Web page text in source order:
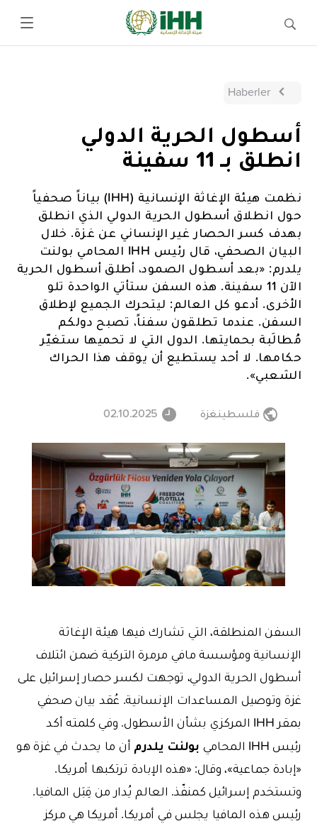
Haberler
أسطول الحرية الدولي
انطلق بـ 11 سفينة
نظمت هيئة الإغاثة الإنسانية (IHH) بياناً صحفياً
حول انطلاق أسطول الحرية الدولي الذي انطلق
بهدف كسر الحصار غير الإنساني عن غزة. خلال
البيان الصحفي، قال رئيس IHH المحامي بولنت
يلدرم: «بعد أسطول الصمود، أطلق أسطول الحرية
الآن 11 سفينة. هذه السفن ستأتي الواحدة تلو
الأخرى. أدعو كل العالم: ليتحرك الجميع لإطلاق
السفن. عندما تطلقون سفناً، تصبح دولكم
مُطالَبة بحمايتها. الدول التي لا تحميها ستغيّر
حكامها. لا أحد يستطيع أن يوقف هذا الحراك
الشعبي».
فلسطينغزة 02.10.2025
السفن المنطلقة، التي تشارك فيها هيئة الإغاثة
الإنسانية ومؤسسة مافي مرمرة التركية ضمن ائتلاف
أسطول الحرية الدولي، توجهت لكسر حصار إسرائيل على
غزة وتوصيل المساعدات الإنسانية. عُقد بيان صحفي
بمقر IHH المركزي بشأن الأسطول. وفي كلمته أكد
رئيس IHH المحامي
بولنت يلدرم أن ما يحدث في غزة هو
«إبادة جماعية»، وقال: «هذه الإبادة ترتكبها أمريكا.
وتستخدم إسرائيل كمنفّذ. العالم يُدار من قِبَل المافيا.
رئيس هذه المافيا يجلس في أمريكا. أمريكا هي مركز